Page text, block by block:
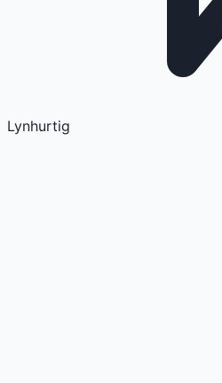
Lynhurtig